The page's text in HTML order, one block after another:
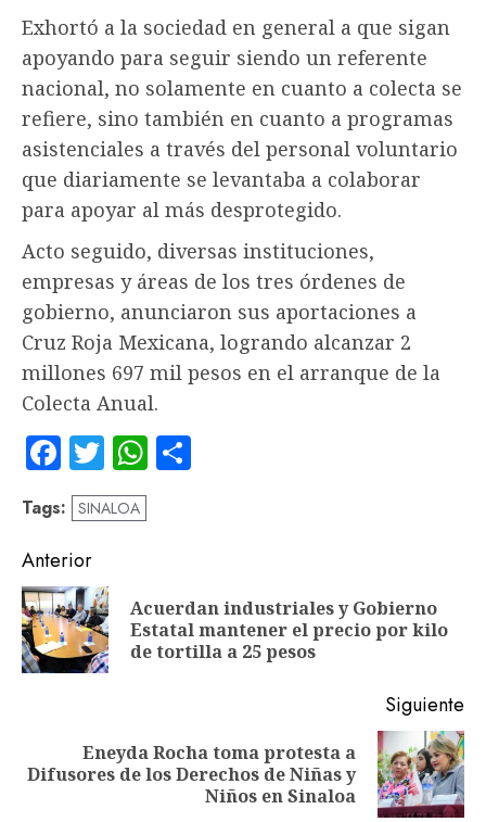
Exhortó a la sociedad en general a que sigan
apoyando para seguir siendo un referente
nacional, no solamente en cuanto a colecta se
refiere, sino también en cuanto a programas
asistenciales a través del personal voluntario
que diariamente se levantaba a colaborar
para apoyar al más desprotegido.
Acto seguido, diversas instituciones,
empresas y áreas de los tres órdenes de
gobierno, anunciaron sus aportaciones a
Cruz Roja Mexicana, logrando alcanzar 2
millones 697 mil pesos en el arranque de la
Colecta Anual.
Facebook
TwitterWhatsApp
Tags: SINALOA
Navegación
de
entradas
Anterior
Acuerdan industriales y Gobierno
Estatal mantener el precio por kilo
de tortilla a 25 pesos
Siguiente
Siguiente
Eneyda Rocha toma protesta a
Difusores de los Derechos de Niñas y
Niños en Sinaloa